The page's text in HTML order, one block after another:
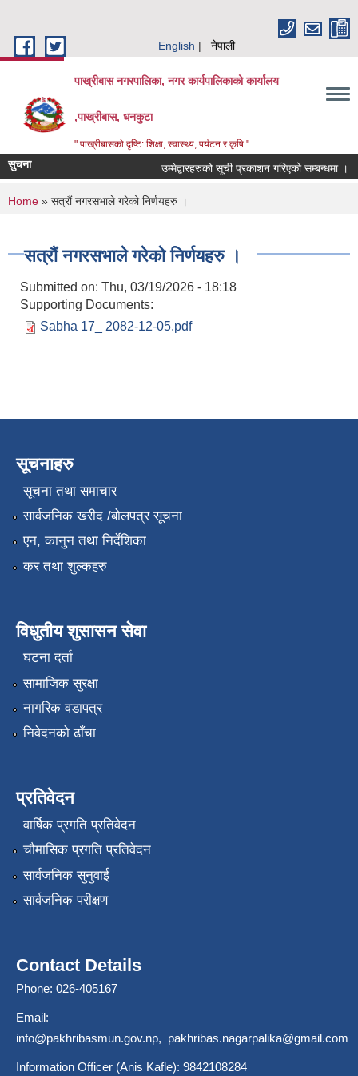
English नेपाली
पाख्रीबास नगरपालिका, नगर कार्यपालिकाको कार्यालय
,पाख्रीबास, धनकुटा
" पाख्रीबासको दृष्टि: शिक्षा, स्वास्थ्य, पर्यटन र कृषि "
सुचना उम्मेद्बारहरुको सूची प्रकाशन गरिएको सम्बन्धमा ।
You are here
Home » सत्रौं नगरसभाले गरेको निर्णयहरु ।
सत्रौं नगरसभाले गरेको निर्णयहरु ।
Submitted on: Thu, 03/19/2026 - 18:18
Supporting Documents:
Sabha 17_ 2082-12-05.pdf
सूचनाहरु
सूचना तथा समाचार
सार्वजनिक खरीद /बोलपत्र सूचना
एन, कानुन तथा निर्देशिका
कर तथा शुल्कहरु
विधुतीय शुसासन सेवा
घटना दर्ता
सामाजिक सुरक्षा
नागरिक वडापत्र
निवेदनको ढाँचा
प्रतिवेदन
वार्षिक प्रगति प्रतिवेदन
चौमासिक प्रगति प्रतिवेदन
सार्वजनिक सुनुवाई
सार्वजनिक परीक्षण
Contact Details
Phone: 026-405167
Email:
info@pakhribasmun.gov.np, pakhribas.nagarpalika@gmail.com
Information Officer (Anis Kafle): 9842108284